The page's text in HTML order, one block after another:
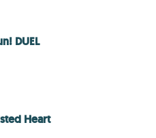
DUEL
Heart